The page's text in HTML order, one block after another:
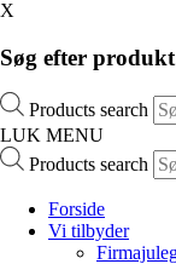
X
Søg efter produkt
Products search
LUK MENU
Products search
Forside
Vi tilbyder